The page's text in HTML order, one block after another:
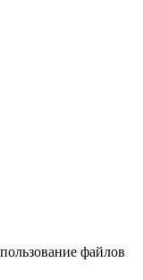
файлов